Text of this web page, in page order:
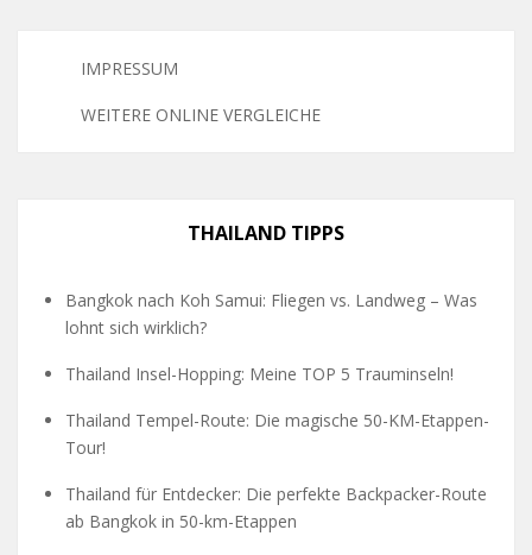
IMPRESSUM
WEITERE ONLINE VERGLEICHE
THAILAND TIPPS
Bangkok nach Koh Samui: Fliegen vs. Landweg – Was
lohnt sich wirklich?
Thailand Insel-Hopping: Meine TOP 5 Trauminseln!
Thailand Tempel-Route: Die magische 50-KM-Etappen-
Tour!
Thailand für Entdecker: Die perfekte Backpacker-Route
ab Bangkok in 50-km-Etappen